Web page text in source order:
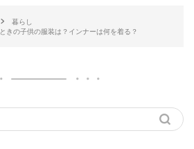
暮らし
きの子供の服装は？インナーは何を着る？